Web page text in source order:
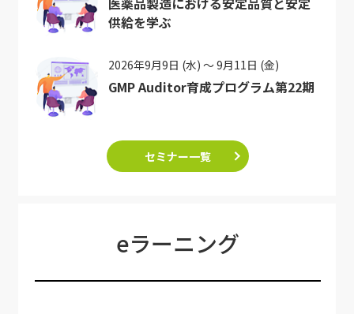
供給を学ぶ
2026年9月9日 (水) ～ 9月11日 (金)
GMP Auditor育成プログラム第22期
セミナー一覧
eラーニング